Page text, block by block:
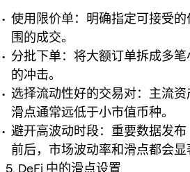
使用限价单：明确指定可接受
围的成交。
分批下单：将大额订单拆成多
的冲击。
选择流动性好的交易对：主流资
滑点通常远低于小市值币种。
避开高波动时段：重要数据发布
前后，市场波动率和滑点都会显
5. DeFi 中的滑点设置